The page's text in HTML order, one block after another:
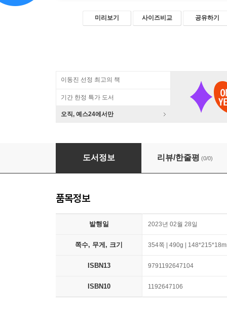
미리보기 사이즈비교 공유하기
이동진 선정 최고의 책
기간 한정 특가 도서
오직, 예스24에서만
모빌리티 에토스 공통문화
도서정보 리뷰/한줄평 (0/0)
품목정보
발행일 2023년 02월 28일
쪽수, 무게, 크기 354쪽 | 490g |
ISBN13 9791192647104
ISBN10 1192647106